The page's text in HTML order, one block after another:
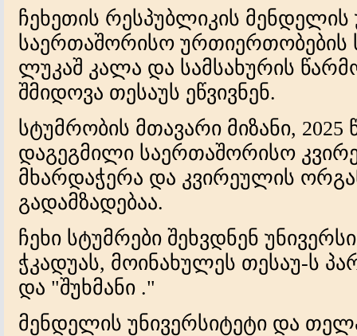
ჩეხეთის რესპუბლიკის მენდელის
საერთაშორისო ურთიერთობების
ლუკაშ კალა და სამსახურის
შმიდოვა თესაუს ეწვივნენ.
სტუმრობის მთავარი მიზანი,
დაგეგმილი საერთაშორისო
მხარდაჭერა და კვირეულის
გადამზადებაა.
ჩეხი სტუმრები შეხვდნენ
ჭკადუას, მოინახულეს თესაუ-ს
და "შუხმანი ."
მენდელის უნივერსიტეტი და